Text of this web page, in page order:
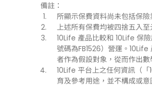
備註：
所顯示保費資料尚未包括保
上述所有保費均被四捨五入至
10Life 產品比較和 10Life 保
號碼為FB1526）營運。
者作為假設對象，從而作出
10Life 平台上之任何資訊（
育及參考用途，並不構成或